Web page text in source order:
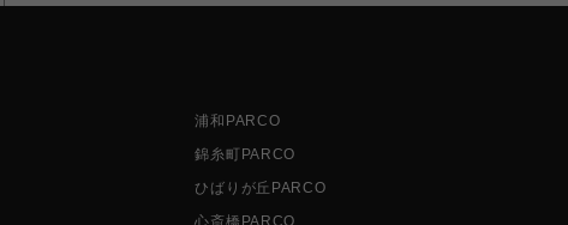
浦和PARCO
錦糸町PARCO
ひばりが丘PARCO
心斎橋PARCO